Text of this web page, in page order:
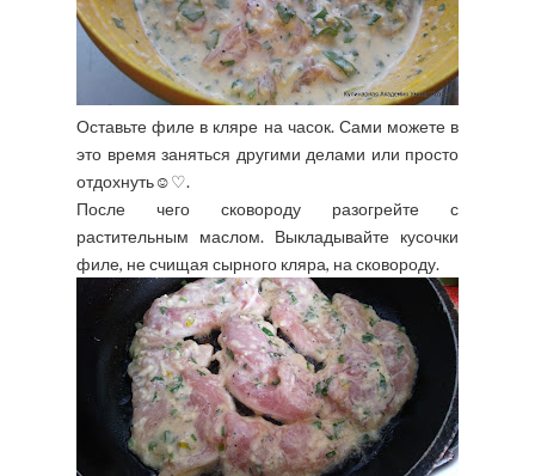
Оставьте филе в кляре на часок. Сами можете в
это время заняться другими делами или просто
отдохнуть☺♡.
После чего сковороду разогрейте с
растительным маслом. Выкладывайте кусочки
филе, не счищая сырного кляра, на сковороду.